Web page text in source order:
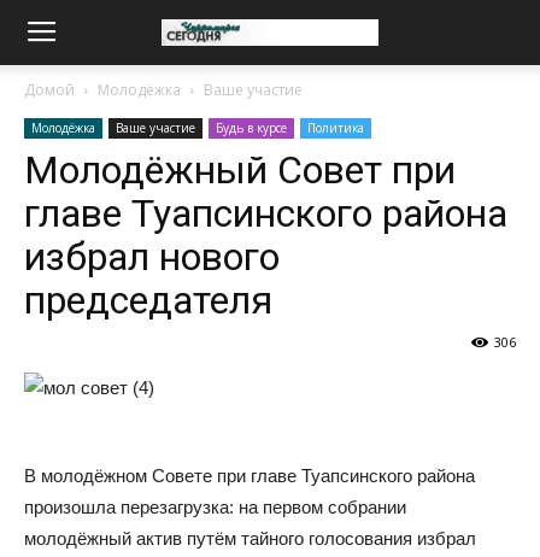
Домой Молодёжка Ваше участие
Молодёжка Ваше участие Будь в курсе Политика
Молодёжный Совет при
главе Туапсинского района
избрал нового
председателя
306
В молодёжном Совете при главе Туапсинского района
произошла перезагрузка: на первом собрании
молодёжный актив путём тайного голосования избрал